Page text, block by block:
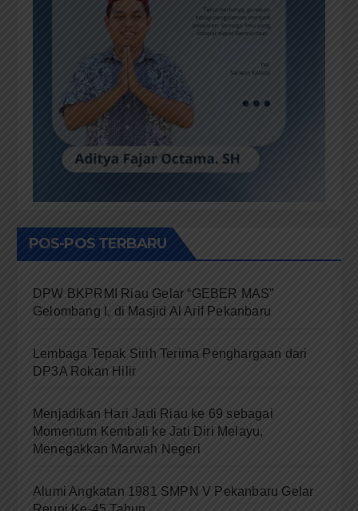
POS-POS TERBARU
DPW BKPRMI Riau Gelar “GEBER MAS”
Gelombang I, di Masjid Al Arif Pekanbaru
Lembaga Tepak Sirih Terima Penghargaan dari
DP3A Rokan Hilir
Menjadikan Hari Jadi Riau ke 69 sebagai
Momentum Kembali ke Jati Diri Melayu,
Menegakkan Marwah Negeri
Alumi Angkatan 1981 SMPN V Pekanbaru Gelar